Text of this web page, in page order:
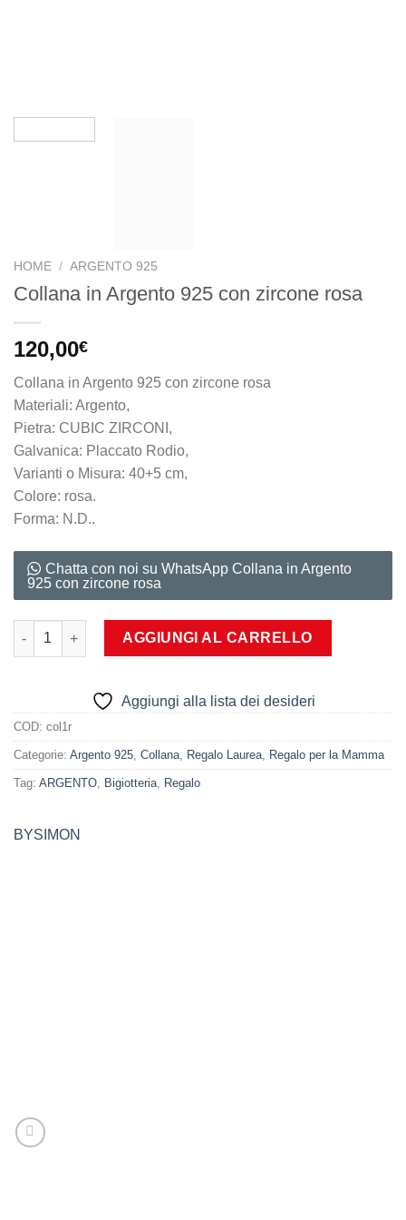
HOME / ARGENTO 925
Collana in Argento 925 con zircone rosa
120,00€
Collana in Argento 925 con zircone rosa
Materiali: Argento,
Pietra: CUBIC ZIRCONI,
Galvanica: Placcato Rodio,
Varianti o Misura: 40+5 cm,
Colore: rosa.
Forma: N.D..
Chatta con noi su WhatsApp Collana in Argento
925 con zircone rosa
Collana in Argento 925 con zircone rosa quantità
AGGIUNGI AL CARRELLO
Aggiungi alla lista dei desideri
COD: col1r
Categorie: Argento 925, Collana, Regalo Laurea, Regalo per la Mamma
Tag: ARGENTO, Bigiotteria, Regalo
BYSIMON